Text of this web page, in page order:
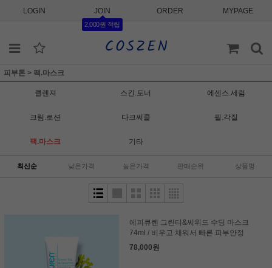
LOGIN JOIN
2,000원 적립
ORDER MYPAGE
피부톤 > 팩.마스크
클렌져 스킨.토너 에센스.세럼
크림.로션 다크써클 필.각질
팩.마스크 기타
최신순 낮은가격 높은가격 판매순위 상품명
에피큐렌 그린티&씨위드 수딩 마스크
74ml / 비우고 채워서 빠른 피부안정
78,000원